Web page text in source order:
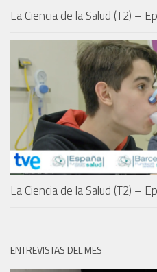
La Ciencia de la Salud (T2) –
La Ciencia de la Salud (T2) –
ENTREVISTAS DEL MES